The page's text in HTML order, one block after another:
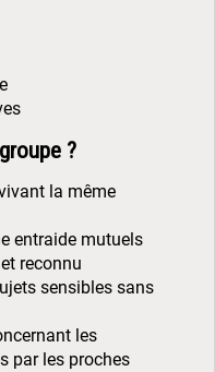
?
la même
entraide mutuels
reconnu
sensibles sans
les
par les proches